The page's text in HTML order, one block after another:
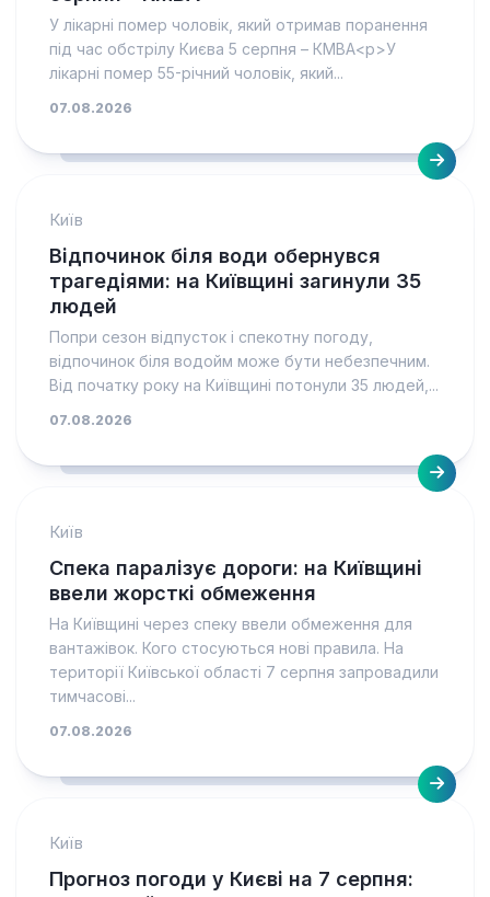
У лікарні помер чоловік, який отримав поранення
під час обстрілу Києва 5 серпня – КМВА<p>У
лікарні помер 55-річний чоловік, який...
07.08.2026
Київ
Відпочинок біля води обернувся
трагедіями: на Київщині загинули 35
людей
Попри сезон відпусток і спекотну погоду,
відпочинок біля водойм може бути небезпечним.
Від початку року на Київщині потонули 35 людей,...
07.08.2026
Київ
Спека паралізує дороги: на Київщині
ввели жорсткі обмеження
На Київщині через спеку ввели обмеження для
вантажівок. Кого стосуються нові правила. На
території Київської області 7 серпня запровадили
тимчасові...
07.08.2026
Київ
Прогноз погоди у Києві на 7 серпня: